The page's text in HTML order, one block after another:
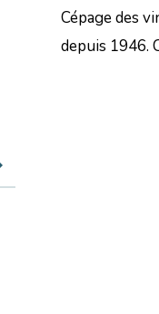
Cépage des
depuis 1946.